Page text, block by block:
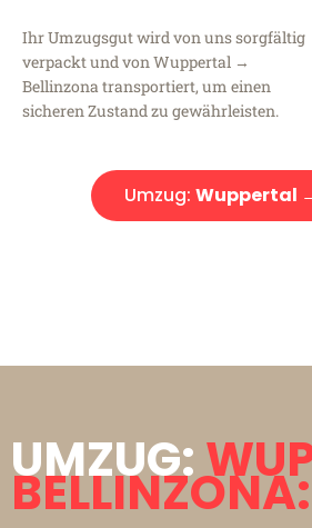
Ihr Umzugsgut wird von uns sorgfältig
verpackt und von Wuppertal →
Bellinzona transportiert, um einen
sicheren Zustand zu gewährleisten.
Umzug: Wuppertal
UMZUG:
BELLINZONA: